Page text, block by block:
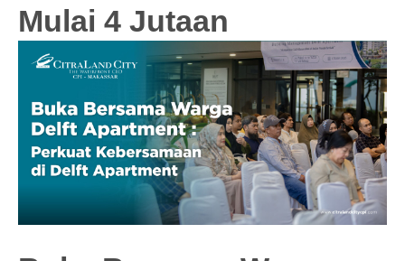
Mulai 4 Jutaan